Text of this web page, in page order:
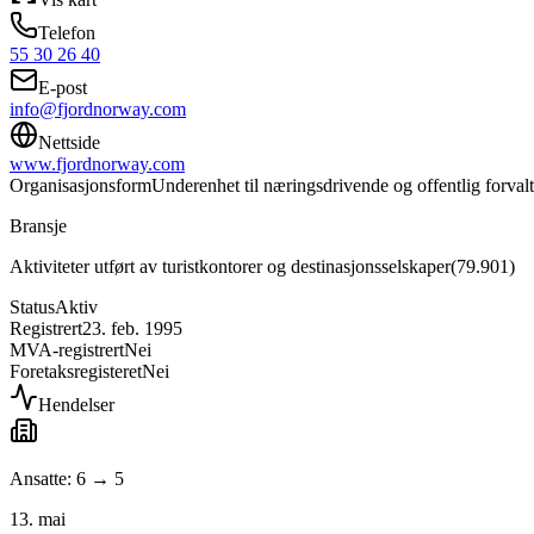
Telefon
55 30 26 40
E-post
info@fjordnorway.com
Nettside
www.fjordnorway.com
OrganisasjonsformUnderenhet til næringsdrivende og offentlig
Bransje
Aktiviteter utført av turistkontorer og destinasjonsselskaper(79.901)
StatusAktiv
Registrert23. feb. 1995
MVA-registrertNei
ForetaksregisteretNei
Hendelser
Ansatte: 6 → 5
13. mai